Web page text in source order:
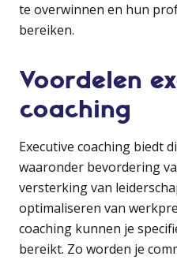
te overwinnen en hun
bereiken.
Voordelen
coaching
Executive coaching biedt
waaronder bevordering
versterking van
optimaliseren van
coaching kunnen je
bereikt. Zo worden je